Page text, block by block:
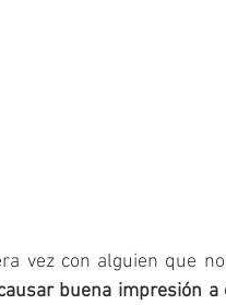
vez con alguien que
buena impresión